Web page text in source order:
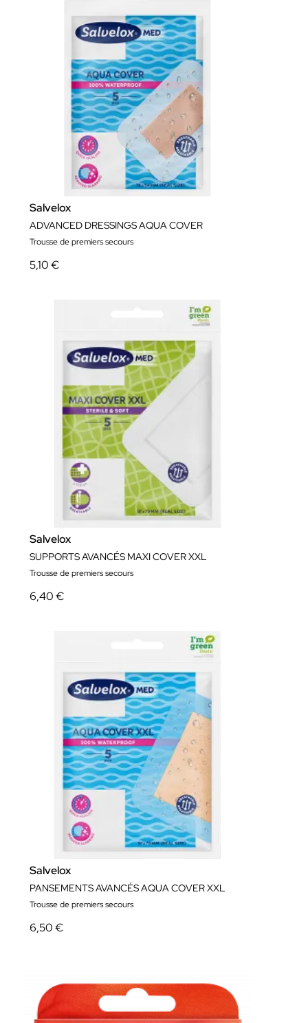
Salvelox
ADVANCED DRESSINGS AQUA COVER
Trousse de premiers secours
5,10 €
Salvelox
SUPPORTS AVANCÉS MAXI COVER XXL
Trousse de premiers secours
6,40 €
Salvelox
PANSEMENTS AVANCÉS AQUA COVER XXL
Trousse de premiers secours
6,50 €